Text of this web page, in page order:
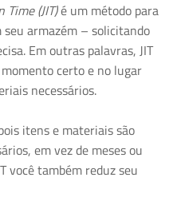
Time (JIT)é um método para
armazém – solicitando
Em outras palavras, JIT
certo e no lugar
necessários.
itens e materiais são
em vez de meses ou
você também reduz seu